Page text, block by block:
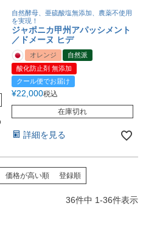
自然酵母、亜硫酸塩無添加、農薬不使用
を実現！
ジャポニカ甲州アパッシメント
／ドメーヌ ヒデ
オレンジ
自然派
酸化防止剤 無添加
クール便でお届け
¥22,000税込
在庫切れ
詳細を見る
価格が高い順 登録順
36件中 1-36件表示